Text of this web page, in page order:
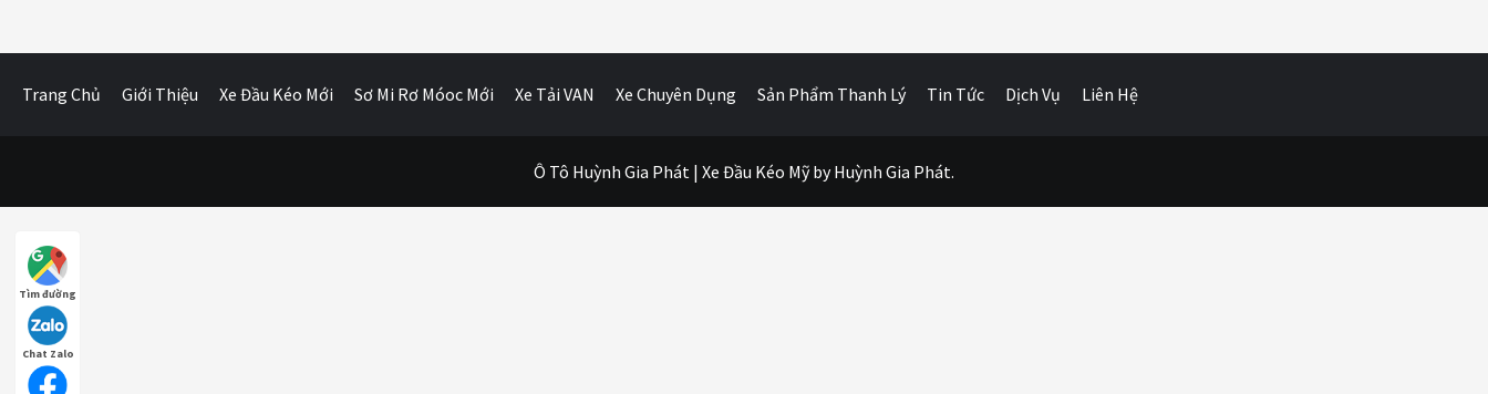
Tìm đường
Chat Zalo
Trang Chủ Giới Thiệu Xe Đầu Kéo Mới Sơ Mi Rơ Móoc Mới Xe Tải VAN Xe Chuyên Dụng Sản Phẩm Thanh Lý Tin Tức Dịch Vụ Liên Hệ
Ô Tô Huỳnh Gia Phát | Xe Đầu Kéo Mỹby Huỳnh Gia Phát.